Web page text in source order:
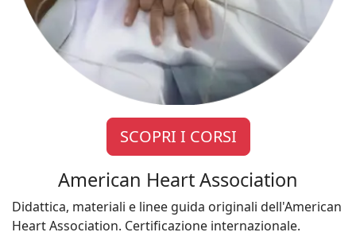
SCOPRI I CORSI
American Heart Association
Didattica, materiali e linee guida originali dell'American
Heart Association. Certificazione internazionale.